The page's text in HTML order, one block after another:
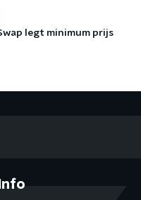
legt minimum prijs
Info